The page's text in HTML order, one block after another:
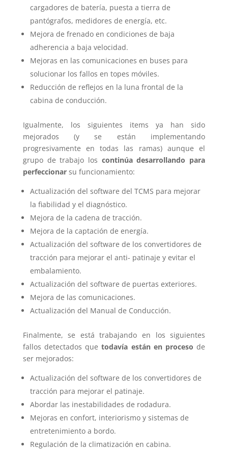
cargadores de batería, puesta a tierra de
pantógrafos, medidores de energía, etc.
Mejora de frenado en condiciones de baja
adherencia a baja velocidad.
Mejoras en las comunicaciones en buses para
solucionar los fallos en topes móviles.
Reducción de reflejos en la luna frontal de la
cabina de conducción.
Igualmente, los siguientes items ya han sido
mejorados (y se están implementando
progresivamente en todas las ramas) aunque el
grupo de trabajo los continúa desarrollando para
perfeccionarsu funcionamiento:
Actualización del software del TCMS para mejorar
la fiabilidad y el diagnóstico.
Mejora de la cadena de tracción.
Mejora de la captación de energía.
Actualización del software de los convertidores de
tracción para mejorar el anti- patinaje y evitar el
embalamiento.
Actualización del software de puertas exteriores.
Mejora de las comunicaciones.
Actualización del Manual de Conducción.
Finalmente, se está trabajando en los siguientes
fallos detectados quetodavía están en procesode
ser mejorados:
Actualización del software de los convertidores de
tracción para mejorar el patinaje.
Abordar las inestabilidades de rodadura.
Mejoras en confort, interiorismo y sistemas de
entretenimiento a bordo.
Regulación de la climatización en cabina.